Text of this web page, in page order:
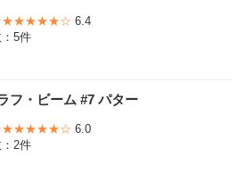
6.4
5件
フ・ビーム #7 パター
6.0
2件